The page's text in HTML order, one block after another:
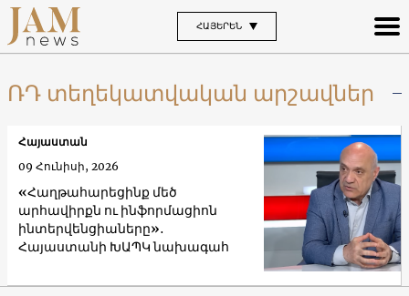
ՀԱՅԵՐԵՆ
ՌԴ տեղեկատվական արշավներ
«Հաղթահարեցինք մեծ
արհավիրքն ու ինֆորմացիոն
ինտերվենցիաները»․
Հայաստանի ԽԱՊԿ նախագահ
Հայաստան
09 Հունիսի, 2026